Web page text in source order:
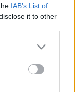
IAB’s List of
it to other
more Google
may click to
party tags to
below Google
1. - Klinikák…